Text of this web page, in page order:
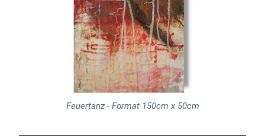
Feuertanz - Format 150cm x 50cm